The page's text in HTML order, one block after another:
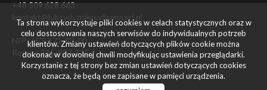
+48 509 628 663
kontakt@lukowicznieruchomosci.pl
NIP: 652-171-82-00
Regon: 385-987-315
Ta strona wykorzystuje pliki cookies w celach statystycznych oraz w
celu dostosowania naszych serwisów do indywidualnych potrzeb
klientów. Zmiany ustawień dotyczących plików cookie można
dokonać w dowolnej chwili modyfikując ustawienia przeglądarki.
Korzystanie z tej strony bez zmian ustawień dotyczących cookies
oznacza, że będą one zapisane w pamięci urządzenia.